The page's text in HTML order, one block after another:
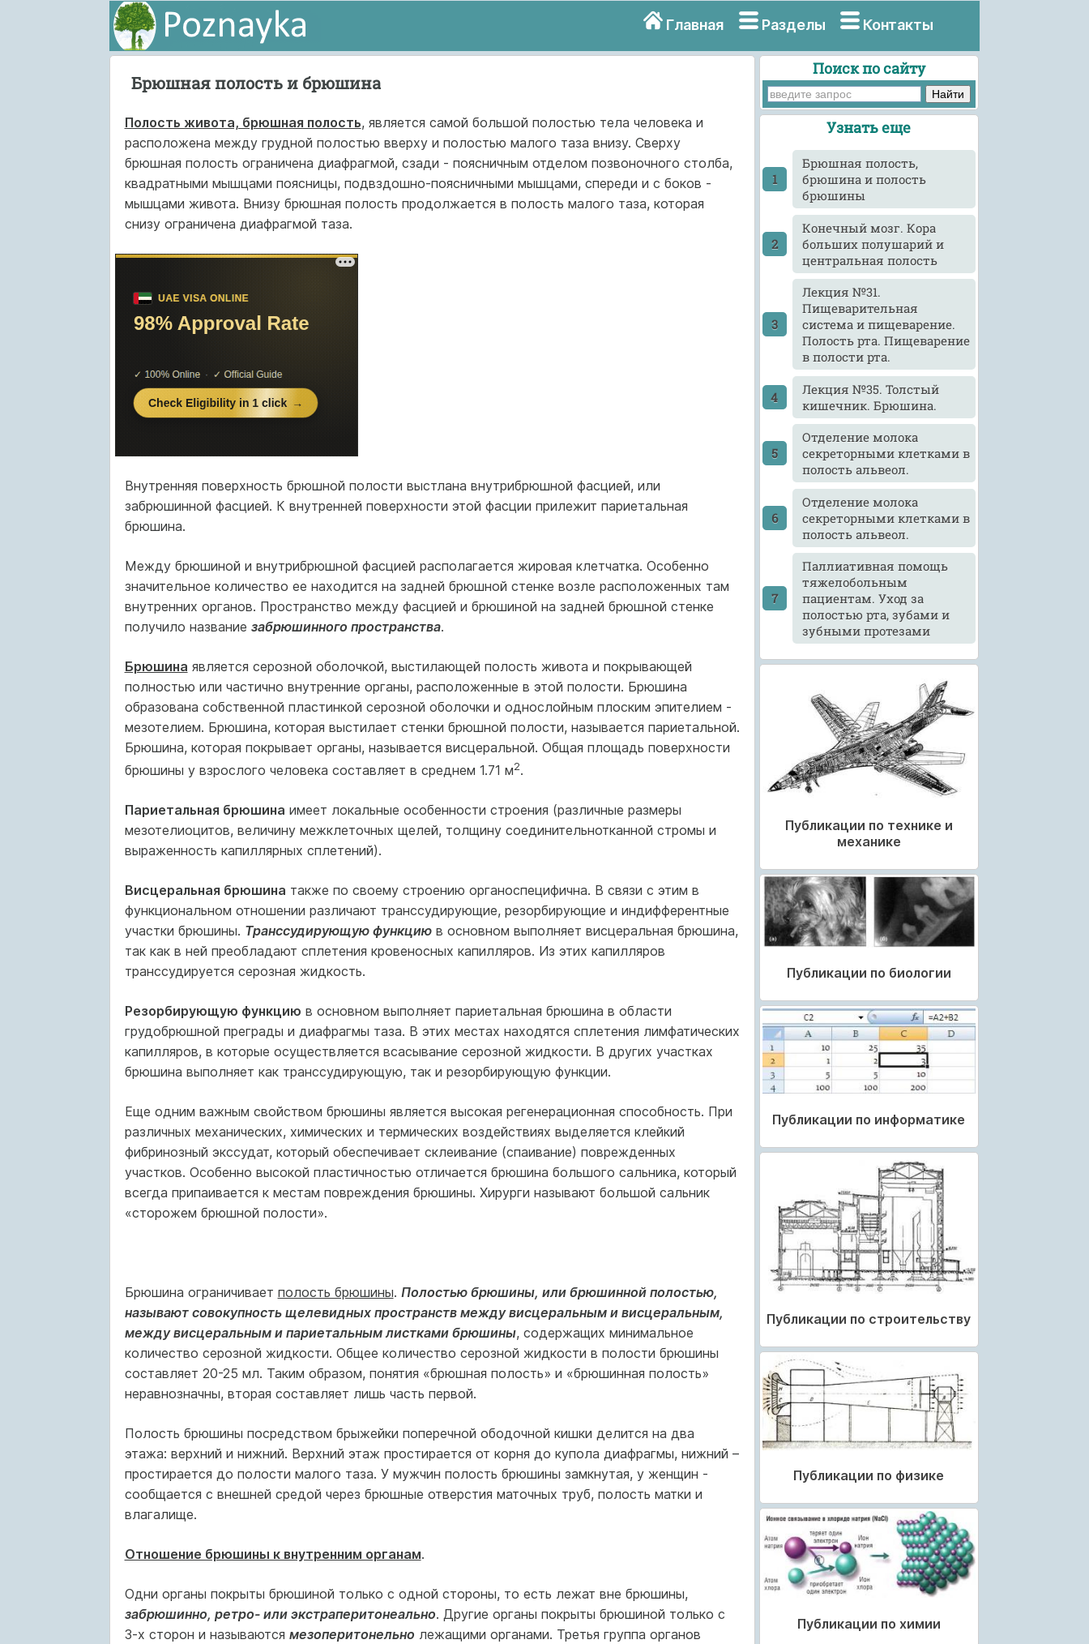
Главная Разделы Контакты
Брюшная полость и брюшина
Полость живота, брюшная полость, является самой большой полостью тела человека и
расположена между грудной полостью вверху и полостью малого таза внизу. Сверху
брюшная полость ограничена диафрагмой, сзади - поясничным отделом позвоночного столба,
квадратными мышцами поясницы, подвздошно-поясничными мышцами, спереди и с боков -
мышцами живота. Внизу брюшная полость продолжается в полость малого таза, которая
снизу ограничена диафрагмой таза.
Внутренняя поверхность брюшной полости выстлана внутрибрюшной фасцией, или
забрюшинной фасцией. К внутренней поверхности этой фасции прилежит париетальная
брюшина.
Между брюшиной и внутрибрюшной фасцией располагается жировая клетчатка. Особенно
значительное количество ее находится на задней брюшной стенке возле расположенных там
внутренних органов. Пространство между фасцией и брюшиной на задней брюшной стенке
получило название забрюшинного пространства.
Брюшина является серозной оболочкой, выстилающей полость живота и покрывающей
полностью или частично внутренние органы, расположенные в этой полости. Брюшина
образована собственной пластинкой серозной оболочки и однослойным плоским эпителием -
мезотелием. Брюшина, которая выстилает стенки брюшной полости, называется париетальной.
Брюшина, которая покрывает органы, называется висцеральной. Общая площадь поверхности
брюшины у взрослого человека составляет в среднем 1.71 м2.
Париетальная брюшина имеет локальные особенности строения (различные размеры
мезотелиоцитов, величину межклеточных щелей, толщину соединительнотканной стромы и
выраженность капиллярных сплетений).
Висцеральная брюшина также по своему строению органоспецифична. В связи с этим в
функциональном отношении различают транссудирующие, резорбирующие и индифферентные
участки брюшины. Транссудирующую функциюв основном выполняет висцеральная брюшина,
так как в ней преобладают сплетения кровеносных капилляров. Из этих капилляров
транссудируется серозная жидкость.
Резорбирующую функцию в основном выполняет париетальная брюшина в области
грудобрюшной преграды и диафрагмы таза. В этих местах находятся сплетения лимфатических
капилляров, в которые осуществляется всасывание серозной жидкости. В других участках
брюшина выполняет как транссудирующую, так и резорбирующую функции.
Еще одним важным свойством брюшины является высокая регенерационная способность. При
различных механических, химических и термических воздействиях выделяется клейкий
фибринозный экссудат, который обеспечивает склеивание (спаивание) поврежденных
участков. Особенно высокой пластичностью отличается брюшина большого сальника, который
всегда припаивается к местам повреждения брюшины. Хирурги называют большой сальник
«сторожем брюшной полости».
Брюшина ограничивает полость брюшины. Полостью брюшины, или брюшинной полостью,
называют совокупность щелевидных пространств между висцеральным и висцеральным,
между висцеральным и париетальным листками брюшины, содержащих минимальное
количество серозной жидкости. Общее количество серозной жидкости в полости брюшины
составляет 20-25 мл. Таким образом, понятия «брюшная полость» и «брюшинная полость»
неравнозначны, вторая составляет лишь часть первой.
Полость брюшины посредством брыжейки поперечной ободочной кишки делится на два
этажа: верхний и нижний. Верхний этаж простирается от корня до купола диафрагмы, нижний –
простирается до полости малого таза. У мужчин полость брюшины замкнутая, у женщин -
сообщается с внешней средой через брюшные отверстия маточных труб, полость матки и
влагалище.
Отношение брюшины к внутренним органам.
Одни органы покрыты брюшиной только с одной стороны, то есть лежат вне брюшины,
забрюшинно, ретро- или экстраперитонеально. Другие органы покрыты брюшиной только с
3-х сторон и называются мезоперитонельно лежащими органами. Третья группа органов
Поиск по сайту
Узнать еще
Брюшная полость,
брюшина и полость
брюшины
Конечный мозг. Кора
больших полушарий и
центральная полость
Лекция №31.
Пищеварительная
система и пищеварение.
Полость рта. Пищеварение
в полости рта.
Лекция №35. Толстый
кишечник. Брюшина.
Отделение молока
секреторными клетками в
полость альвеол.
Отделение молока
секреторными клетками в
полость альвеол.
Паллиативная помощь
тяжелобольным
пациентам. Уход за
полостью рта, зубами и
зубными протезами
Публикации по технике и
механике
Публикации по биологии
Публикации по информатике
Публикации по строительству
Публикации по физике
Публикации по химии